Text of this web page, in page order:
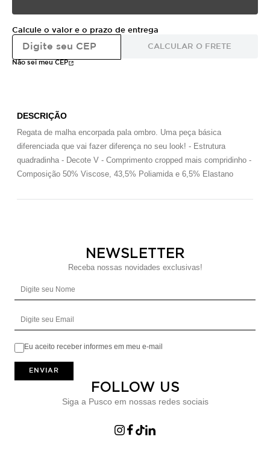
Calcule o valor e o prazo de entrega
CALCULAR O FRETE
Não sei meu CEP
DESCRIÇÃO
Regata de malha encorpada pala ombro. Uma peça básica
diferenciada que vai fazer diferença no seu look! - Estrutura
quadradinha - Decote V - Comprimento cropped mais compridinho -
Composição 50% Viscose, 43,5% Poliamida e 6,5% Elastano
NEWSLETTER
Receba nossas novidades exclusivas!
Eu aceito receber informes em meu e-mail
ENVIAR
FOLLOW US
Siga a Pusco em nossas redes sociais